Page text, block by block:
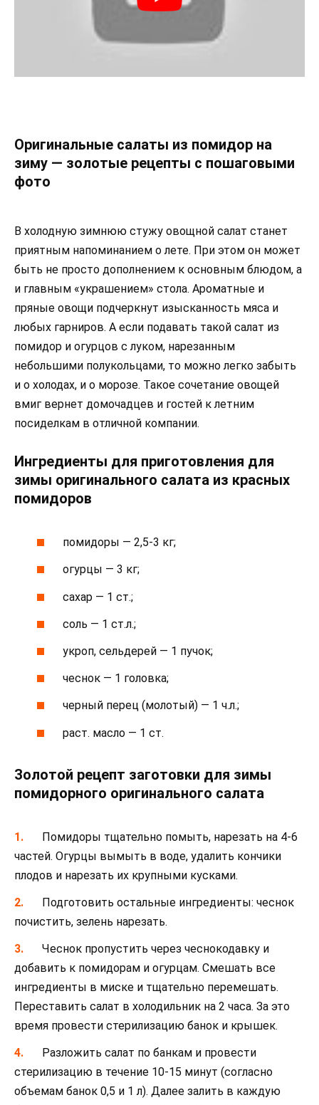
Оригинальные салаты из помидор на
зиму — золотые рецепты с пошаговыми
фото
В холодную зимнюю стужу овощной салат станет
приятным напоминанием о лете. При этом он может
быть не просто дополнением к основным блюдом, а
и главным «украшением» стола. Ароматные и
пряные овощи подчеркнут изысканность мяса и
любых гарниров. А если подавать такой салат из
помидор и огурцов с луком, нарезанным
небольшими полукольцами, то можно легко забыть
и о холодах, и о морозе. Такое сочетание овощей
вмиг вернет домочадцев и гостей к летним
посиделкам в отличной компании.
Ингредиенты для приготовления для
зимы оригинального салата из красных
помидоров
помидоры — 2,5-3 кг;
огурцы — 3 кг;
сахар — 1 ст.;
соль — 1 ст.л.;
укроп, сельдерей — 1 пучок;
чеснок — 1 головка;
черный перец (молотый) — 1 ч.л.;
раст. масло — 1 ст.
Золотой рецепт заготовки для зимы
помидорного оригинального салата
Помидоры тщательно помыть, нарезать на 4-6
частей. Огурцы вымыть в воде, удалить кончики
плодов и нарезать их крупными кусками.
Подготовить остальные ингредиенты: чеснок
почистить, зелень нарезать.
Чеснок пропустить через чеснокодавку и
добавить к помидорам и огурцам. Смешать все
ингредиенты в миске и тщательно перемешать.
Переставить салат в холодильник на 2 часа. За это
время провести стерилизацию банок и крышек.
Разложить салат по банкам и провести
стерилизацию в течение 10-15 минут (согласно
объемам банок 0,5 и 1 л). Далее залить в каждую